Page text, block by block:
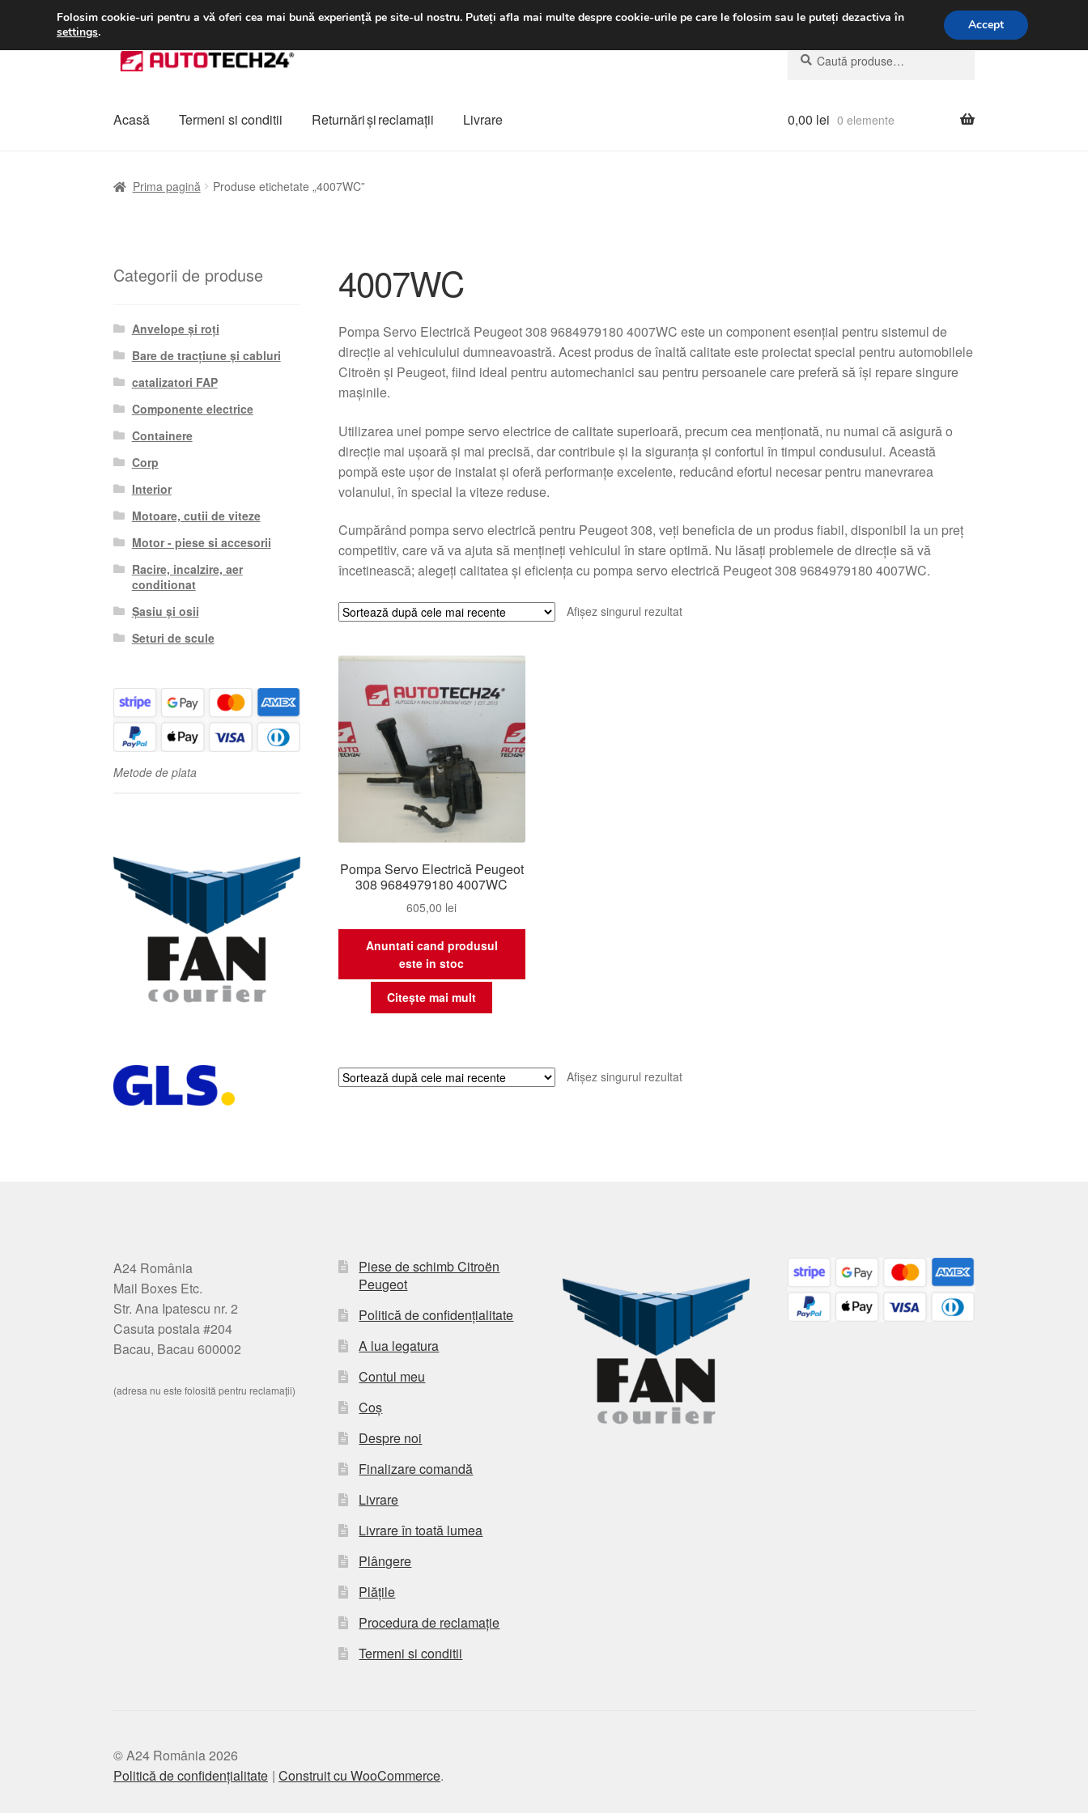
LIVRARE de la 33 lei luni-vineri 9 a.m. - 4 p.m.031 229 6816
Sari
la
Sari
la
Caută
după:
Caută
Acasă Termeni si conditii Returnări şi reclamații Livrare 0,00 lei 0 elemente
Prima pagină Produse etichetate „4007WC”
4007WC
Pompa Servo Electrică Peugeot 308 9684979180 4007WC este un component esențial pentru sistemul de
direcție al vehiculului dumneavoastră. Acest produs de înaltă calitate este proiectat special pentru automobilele
Citroën și Peugeot, fiind ideal pentru automechanici sau pentru persoanele care preferă să își repare singure
mașinile.
Utilizarea unei pompe servo electrice de calitate superioară, precum cea menționată, nu numai că asigură o
direcție mai ușoară și mai precisă, dar contribuie și la siguranța și confortul în timpul condusului. Această
pompă este ușor de instalat și oferă performanțe excelente, reducând efortul necesar pentru manevrarea
volanului, în special la viteze reduse.
Cumpărând pompa servo electrică pentru Peugeot 308, veți beneficia de un produs fiabil, disponibil la un preț
competitiv, care vă va ajuta să mențineți vehiculul în stare optimă. Nu lăsați problemele de direcție să vă
încetinească; alegeți calitatea și eficiența cu pompa servo electrică Peugeot 308 9684979180 4007WC.
Afișez singurul rezultat
Pompa Servo Electrică Peugeot
308 9684979180 4007WC
605,00 lei
Anuntati cand produsul
este in stoc
Citește mai mult
Afișez singurul rezultat
Categorii de produse
Anvelope și roți
Bare de tracțiune și cabluri
catalizatori FAP
Componente electrice
Containere
Corp
Interior
Motoare, cutii de viteze
Motor - piese si accesorii
Racire, incalzire, aer
conditionat
Șasiu și osii
Seturi de scule
Metode de plata
A24 România
Mail Boxes Etc.
Str. Ana Ipatescu nr. 2
Casuta postala #204
Bacau, Bacau 600002
(adresa nu este folosită pentru reclamații)
Piese de schimb Citroën
Peugeot
Politică de confidențialitate
A lua legatura
Contul meu
Coș
Despre noi
Finalizare comandă
Livrare
Livrare în toată lumea
Plângere
Plățile
Procedura de reclamație
Termeni si conditii
© A24 România 2026
Politică de confidențialitate Construit cu WooCommerce.
Folosim cookie-uri pentru a vă oferi cea mai bună experiență pe site-ul nostru. Puteți afla mai multe despre cookie-urile pe care le folosim sau le puteți dezactiva în
settings. Accept